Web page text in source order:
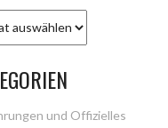
und Offizielles